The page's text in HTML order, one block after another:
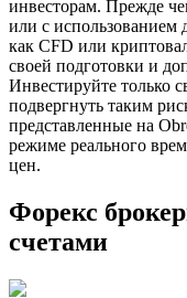
инвесторам. Прежде
или с использованием
как CFD или
своей подготовки и
Инвестируйте только
подвергнуть таким
представленные на
режиме реального
цен.
Форекс
счетами